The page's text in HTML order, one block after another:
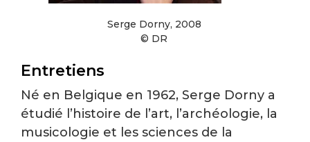
Entretiens
Né en Belgique en 1962, Serge Dorny a
étudié l’histoire de l’art, l’archéologie, la
musicologie et les sciences de la
Serge Dorny, 2008
© DR